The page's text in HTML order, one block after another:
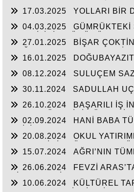
17.03.2025
YOLLARI BİR
04.03.2025
GÜMRÜKTEKİ
27.01.2025
BİŞAR
16.01.2025
08.12.2024
SULUÇEM
30.11.2024
SADULLAH
26.10.2024
BAŞARILI İŞ
02.09.2024
HANİ BABA
20.08.2024
OKUL
YASUBUĞA İLE PORTRE…
15.07.2024
AĞRI’NIN
26.06.2024
FEVZİ
10.06.2024
KÜLTÜREL